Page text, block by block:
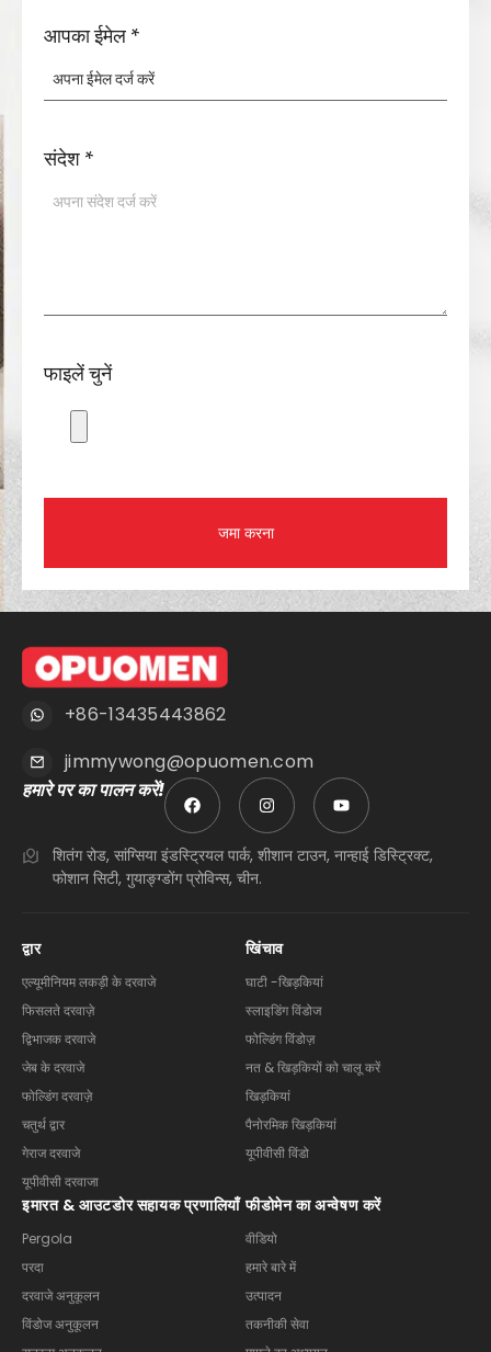
आपका ईमेल *
संदेश *
फाइलें चुनें
जमा करना
+86-13435443862
jimmywong@opuomen.com
हमारे पर का पालन करें!
शितंग रोड, सांग्सिया इंडस्ट्रियल पार्क, शीशान टाउन, नान्हाई डिस्ट्रिक्ट,
फोशान सिटी, गुयाङ्ग्डोंग प्रोविन्स, चीन.
द्वार
एल्यूमीनियम लकड़ी के दरवाजे
फिसलते दरवाज़े
द्विभाजक दरवाजे
जेब के दरवाजे
फोल्डिंग दरवाज़े
चतुर्थ द्वार
गेराज दरवाजे
यूपीवीसी दरवाजा
खिंचाव
घाटी -खिड़कियां
स्लाइडिंग विंडोज
फोल्डिंग विंडोज़
नत & खिड़कियों को चालू करें
खिड़कियां
पैनोरमिक खिड़कियां
यूपीवीसी विंडो
इमारत & आउटडोर सहायक प्रणालियाँ
Pergola
परदा
दरवाजे अनुकूलन
विंडोज अनुकूलन
फीडोमेन का अन्वेषण करें
वीडियो
हमारे बारे में
उत्पादन
तकनीकी सेवा